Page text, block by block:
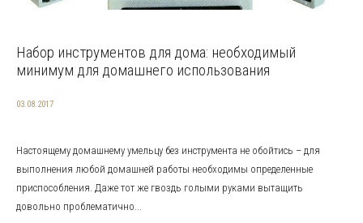
Набор инструментов для дома: необходимый
минимум для домашнего использования
03.08.2017
Настоящему домашнему умельцу без инструмента не обойтись – для
выполнения любой домашней работы необходимы определенные
приспособления. Даже тот же гвоздь голыми руками вытащить
довольно проблематично...